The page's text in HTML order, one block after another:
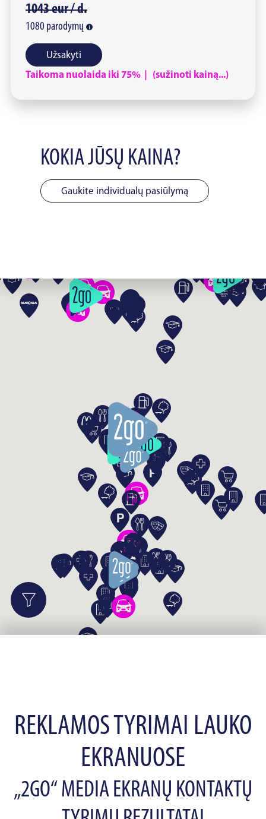
1043eur /d.
1080 parodymų
Užsakyti
Taikoma nuolaida iki 75% | (sužinoti kainą...)
KOKIA JŪSŲ KAINA?
Gaukite individualų pasiūlymą
REKLAMOS TYRIMAI LAUKO
EKRANUOSE
„2GO“ MEDIA EKRANŲ KONTAKTŲ